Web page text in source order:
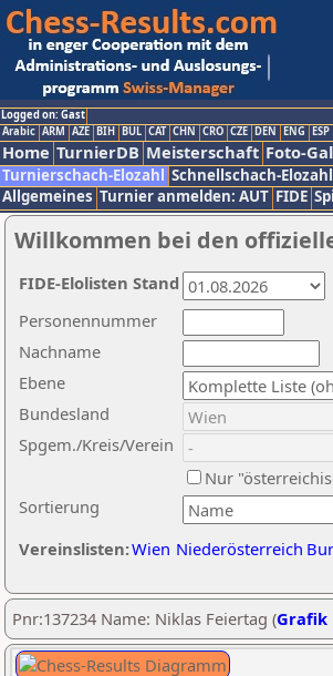
Logged on: Gast
Arabic ARM AZE BIH BUL CAT CHN CRO CZE DEN ENG ESP
Home TurnierDB Meisterschaft Foto-
Turnierschach-Elozahl Schnellschach-Elozahl
Allgemeines Turnier anmelden: AUT FIDE
Willkommen bei den
Nachname
Ebene
Sortierung
Personennummer
Bundesland
Spgem./Kreis/Verein
Nur
Vereinslisten:Wien Niederösterreich
FIDE-Elolisten Stand
Pnr:137234 Name: Niklas Feiertag (Grafik